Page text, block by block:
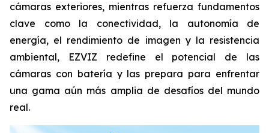
cámaras exteriores, mientras refuerza fundamentos
clave como la conectividad, la autonomía de
energía, el rendimiento de imagen y la resistencia
ambiental, EZVIZ redefine el potencial de las
cámaras con batería y las prepara para enfrentar
una gama aún más amplia de desafíos del mundo
real.